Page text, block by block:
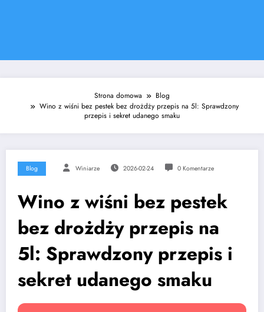
Strona domowa
Blog
Wino z wiśni bez pestek bez drożdży przepis na 5l: Sprawdzony
przepis i sekret udanego smaku
Blog Winiarze 2026-02-24 0 Komentarze
Wino z wiśni bez pestek
bez drożdży przepis na
5l: Sprawdzony przepis i
sekret udanego smaku